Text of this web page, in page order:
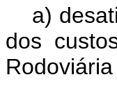
a)
dos